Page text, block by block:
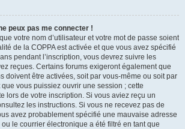
peux pas me connecter !
votre nom d’utilisateur et votre mot de passe soient
de la COPPA est activée et que vous avez spécifié
pendant l’inscription, vous devrez suivre les
reçues. Certains forums exigeront également que
doivent être activées, soit par vous-même ou soit par
vous puissiez ouvrir une session ; cette
lors de votre inscription. Si vous aviez reçu un
les instructions. Si vous ne recevez pas de
avez probablement spécifié une mauvaise adresse
le courrier électronique a été filtré en tant que